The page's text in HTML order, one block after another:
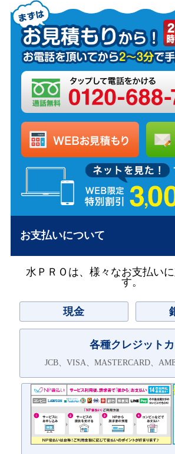
お支払いについて
水ＰＲＯは、様々なお支払い
す。
現金
各種クレジット
JCB、VISA、MASTERCARD、